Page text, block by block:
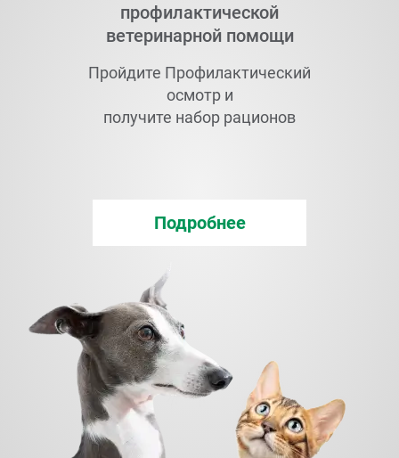
профилактической
ветеринарной помощи
Пройдите Профилактический
осмотр и
получите набор рационов
Подробнее